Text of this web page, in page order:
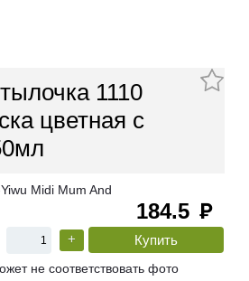
1110
цветная с
Midi Mum And
184.5 руб
+
не соответствовать фото